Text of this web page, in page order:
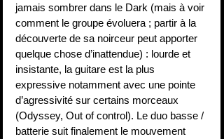
jamais sombrer dans le Dark (mais à voir
comment le groupe évoluera ; partir à la
découverte de sa noirceur peut apporter
quelque chose d’inattendue) : lourde et
insistante, la guitare est la plus
expressive notamment avec une pointe
d’agressivité sur certains morceaux
(Odyssey, Out of control). Le duo basse /
batterie suit finalement le mouvement